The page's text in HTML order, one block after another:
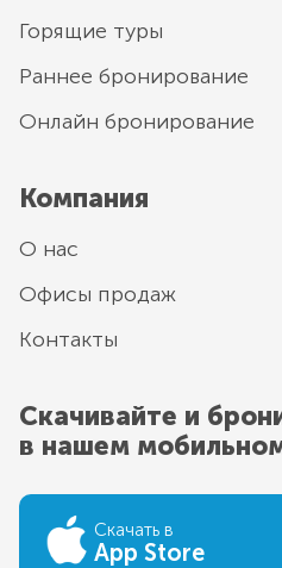
Горящие туры
Раннее бронирование
Онлайн бронирование
Компания
О нас
Офисы продаж
Контакты
Скачивайте и
в нашем
Скачать в
App Store